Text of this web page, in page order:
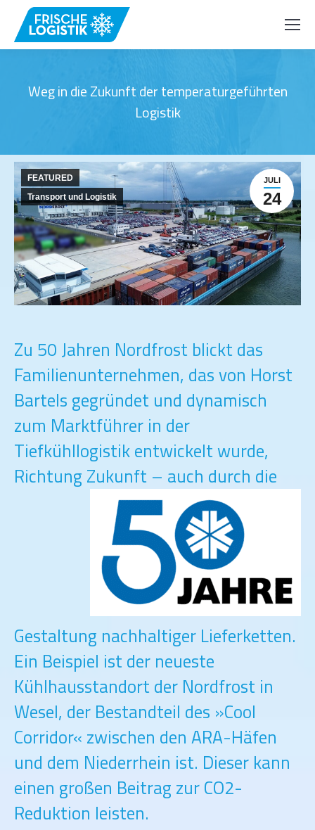
Weg in die Zukunft der temperaturgeführten
Logistik
JULI
24
FEATURED
Transport und Logistik
Zu 50 Jahren Nordfrost blickt das
Familienunternehmen, das von Horst
Bartels gegründet und dynamisch
zum Marktführer in der
Tiefkühllogistik entwickelt wurde,
Richtung Zukunft – auch durch die
Gestaltung nachhaltiger Lieferketten.
Ein Beispiel ist der neueste
Kühlhausstandort der Nordfrost in
Wesel, der Bestandteil des »Cool
Corridor« zwischen den ARA-Häfen
und dem Niederrhein ist. Dieser kann
einen großen Beitrag zur CO2-
Reduktion leisten.